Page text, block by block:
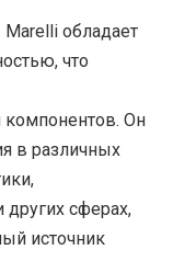
обладает
что
компонентов. Он
в различных
других сферах,
источник